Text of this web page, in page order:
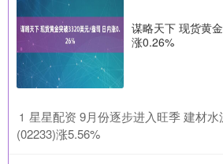
谋略天下 现货黄
涨0.26%
1 星星配资 9月份逐步进入旺季 建材
(02233)涨5.56%